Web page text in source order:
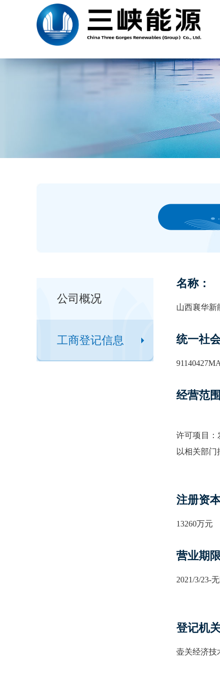
公司概况
工商登记信息
名称：
山西襄华新
统一社
经营范
许可项目：
以相关部门
注册资
13260万元
营业期
2021/3/23-
登记机
壶关经济技